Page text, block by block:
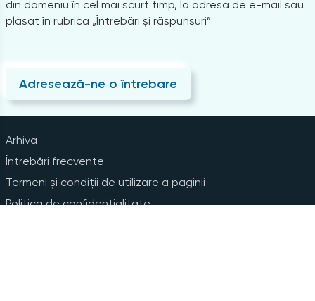
din domeniu în cel mai scurt timp, la adresa de e-mail sau
plasat în rubrica „Întrebări și răspunsuri”
Adresează-ne o întrebare
Arhiva
Întrebări frecvente
Termeni și condiții de utilizare a paginii
Politica de confidențialitate